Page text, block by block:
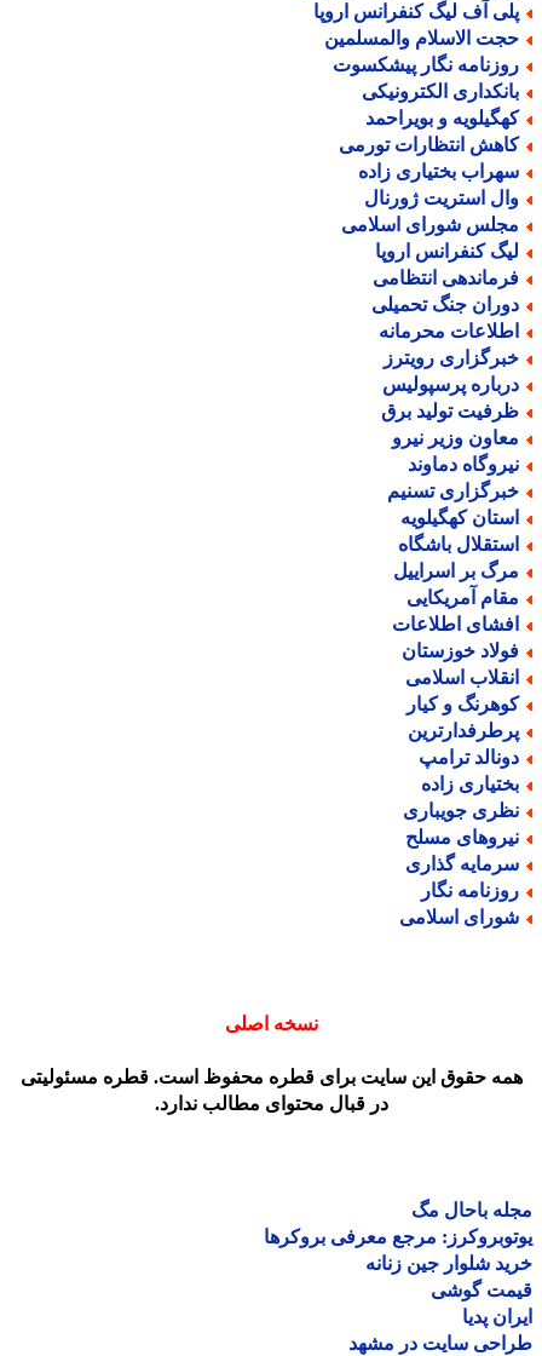
آف لیگ کنفرانس اروپا
الاسلام والمسلمین
نگار پیشکسوت
الکترونیکی
و بویراحمد
انتظارات تورمی
بختیاری زاده
استریت ژورنال
شورای اسلامی
کنفرانس اروپا
انتظامی
جنگ تحمیلی
محرمانه
رویترز
پرسپولیس
تولید برق
وزیر نیرو
دماوند
تسنیم
کهگیلویه
باشگاه
بر اسراییل
آمریکایی
اطلاعات
خوزستان
اسلامی
و کیار
ترامپ
زاده
جویباری
مسلح
گذاری
نگار
اسلامی
نسخه اصلی
حقوق این سایت برای قطره محفوظ است. قطره مسئولیتی
در قبال محتوای مطالب ندارد.
باحال مگ
مرجع معرفی بروکرها
شلوار جین زنانه
گوشی
پدیا
سایت در مشهد